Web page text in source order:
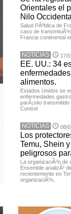
Orientales el
Nilo
Salud PÃºblica de
caso de
Francia continental
NOTICIAS 17/
EE. UU.: 34
alimentos.
Estados Unidos se
enfermedades
parÃ¡sito
Control
NOTICIAS 08/
Los
Temu, Shein
peligrosos
La organizaciÃ³n
Ensemble analizÃ³
recientemente en
organizaciÃ³n,